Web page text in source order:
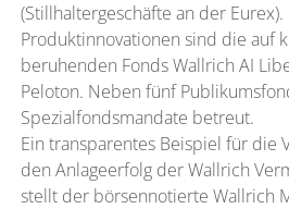
(Stillhaltergeschäfte an der
Produktinnovationen sind die auf
beruhenden Fonds Wallrich AI
Peloton. Neben fünf
Spezialfondsmandate betreut.
Ein transparentes Beispiel für die
den Anlageerfolg der Wallrich
stellt der börsennotierte Wallrich